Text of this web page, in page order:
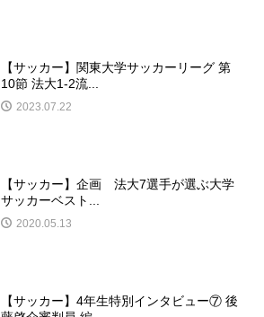
【サッカー】関東大学サッカーリーグ 第
10節 法大1-2流...
2023.07.22
【サッカー】企画 法大7選手が選ぶ大学
サッカーベスト...
2020.05.13
【サッカー】4年生特別インタビュー⑦ 後